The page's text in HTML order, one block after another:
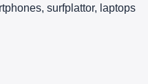
surfplattor, laptops